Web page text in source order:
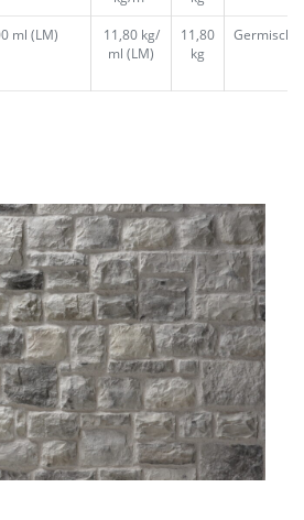
ml (LM)
11,80 kg/
ml (LM)
11,80
kg
Germischt